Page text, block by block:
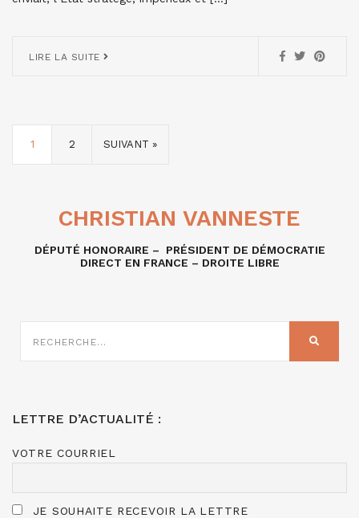
LIRE LA SUITE
1 2 SUIVANT »
CHRISTIAN VANNESTE
DÉPUTÉ HONORAIRE – PRÉSIDENT DE DÉMOCRATIE
DIRECT EN FRANCE – DROITE LIBRE
SUR
LETTRE D’ACTUALITÉ :
VOTRE COURRIEL
JE SOUHAITE RECEVOIR LA LETTRE